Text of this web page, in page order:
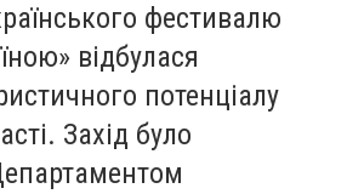
фестивалю
відбулася
потенціалу
Захід було